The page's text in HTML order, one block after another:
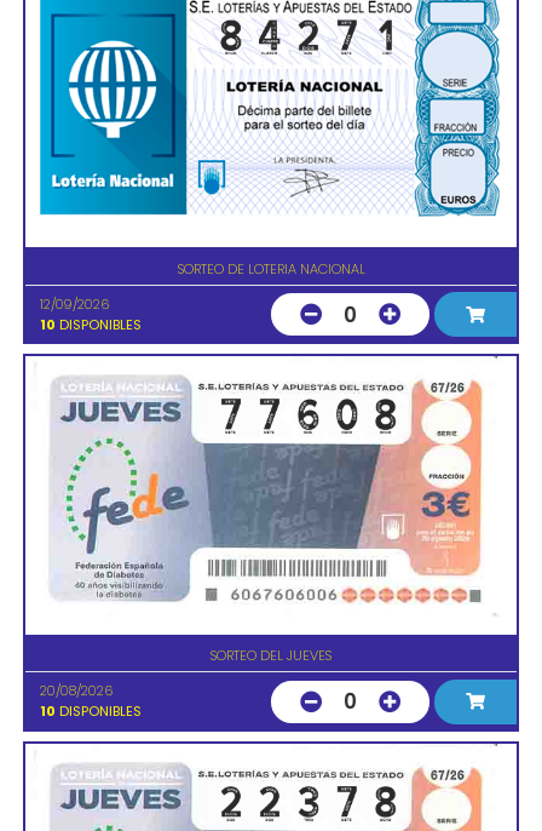
SORTEO DE LOTERIA NACIONAL
12/09/2026
10 DISPONIBLES 0
SORTEO DEL JUEVES
20/08/2026
10 DISPONIBLES 0